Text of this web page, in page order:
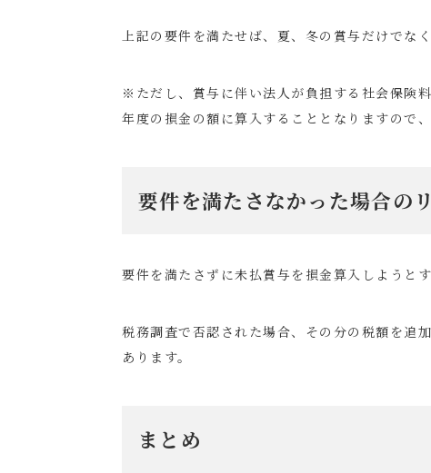
上記の要件を満たせば、夏、冬の賞与だけでな
※ただし、賞与に伴い法人が負担する社会保険
年度の損金の額に算入することとなりますので
要件を満たさなかった場合の
要件を満たさずに未払賞与を損金算入しようと
税務調査で否認された場合、その分の税額を追
あります。
まとめ